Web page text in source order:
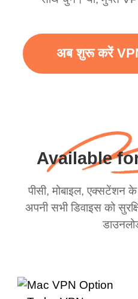
अब शुरू करें VPN
Available
पीसी, मोबाइल, एक्सटेंशन
अपनी सभी डिवाइस को